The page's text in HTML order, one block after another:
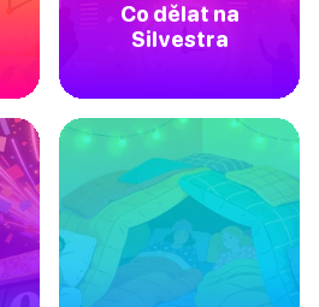
Co dělat na
Silvestra